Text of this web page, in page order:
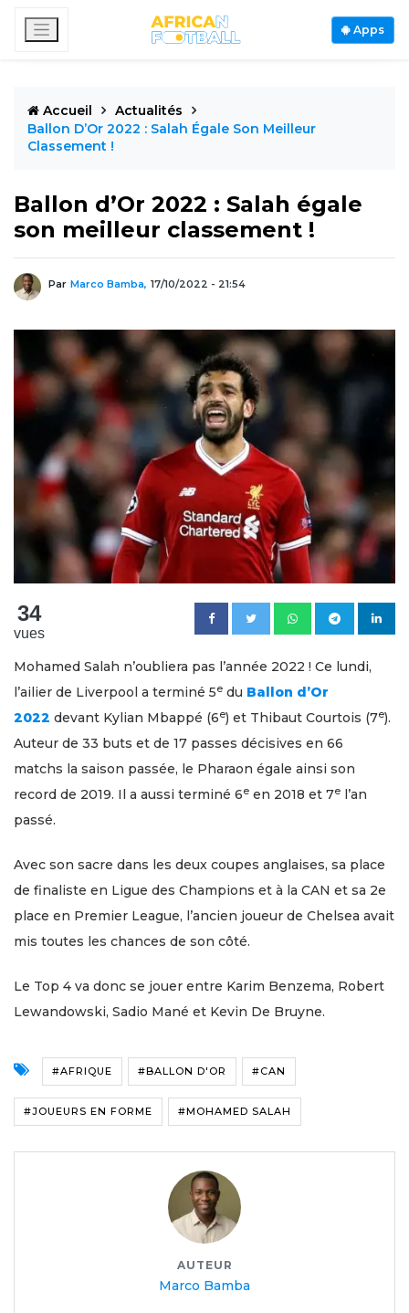
Apps
Accueil
Actualités
Ballon D’Or 2022 : Salah Égale Son Meilleur
Classement !
Ballon d’Or 2022 : Salah égale
son meilleur classement !
Par Marco Bamba, 17/10/2022 - 21:54
34
vues
Mohamed Salah n’oubliera pas l’année 2022 ! Ce lundi,
l’ailier de Liverpool a terminé 5e du Ballon d’Or
2022 devant Kylian Mbappé (6e) et Thibaut Courtois (7e).
Auteur de 33 buts et de 17 passes décisives en 66
matchs la saison passée, le Pharaon égale ainsi son
record de 2019. Il a aussi terminé 6e en 2018 et 7e
l’an
passé.
Avec son sacre dans les deux coupes anglaises, sa place
de finaliste en Ligue des Champions et à la CAN et sa 2e
place en Premier League, l’ancien joueur de Chelsea avait
mis toutes les chances de son côté.
Le Top 4 va donc se jouer entre Karim Benzema, Robert
Lewandowski, Sadio Mané et Kevin De Bruyne.
#AFRIQUE #BALLON D'OR #CAN
#JOUEURS EN FORME #MOHAMED SALAH
AUTEUR
Marco Bamba